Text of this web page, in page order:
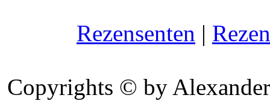
Rezensenten |
Copyrights © by